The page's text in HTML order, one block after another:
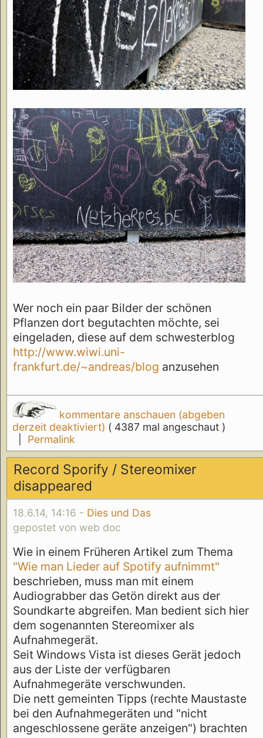
Wer noch ein paar Bilder der schönen
Pflanzen dort begutachten möchte, sei
eingeladen, diese auf dem schwesterblog
http://www.wiwi.uni-
frankfurt.de/~andreas/blog anzusehen
kommentare anschauen (abgeben
derzeit deaktiviert) ( 4387 mal angeschaut )
Permalink
Record Sporify / Stereomixer
disappeared
18.6.14, 14:16 - Dies und Das
gepostet von web doc
Wie in einem Früheren Artikel zum Thema
"Wie man Lieder auf Spotify aufnimmt"
beschrieben, muss man mit einem
Audiograbber das Getön direkt aus der
Soundkarte abgreifen. Man bedient sich hier
dem sogenannten Stereomixer als
Aufnahmegerät.
Seit Windows Vista ist dieses Gerät jedoch
aus der Liste der verfügbaren
Aufnahmegeräte verschwunden.
Die nett gemeinten Tipps (rechte Maustaste
bei den Aufnahmegeräten und "nicht
angeschlossene geräte anzeigen") brachten